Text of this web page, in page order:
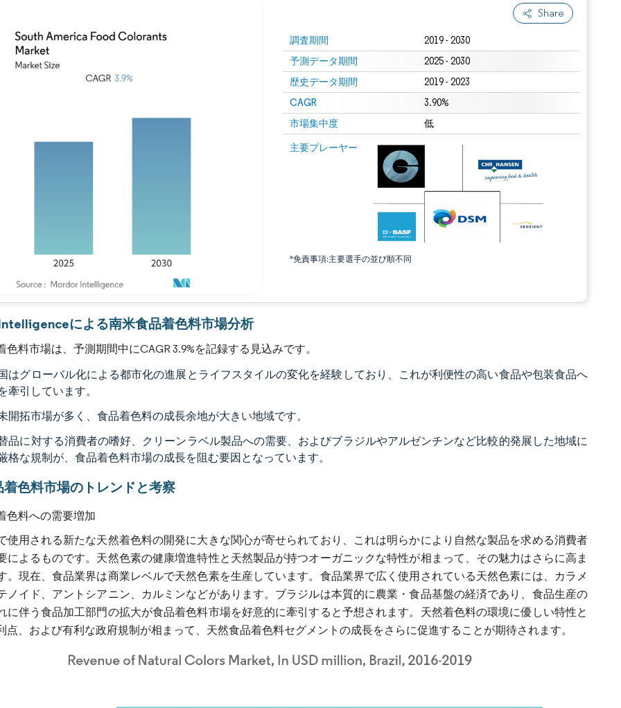
Share
調査期間 2019 - 2030
予測データ期間 2025 - 2030
歴史データ期間 2019 - 2023
CAGR 3.90%
市場集中度 低
主要プレーヤー
*免責事項:主要選手の並び順不同
による南米食品着色料市場分析
色料市場は、予測期間中にCAGR 3.9%を記録する見込みです。
はグローバル化による都市化の進展とライフスタイルの変化を経験しており、これが利便性の高い食品や包装食品へ
牽引しています。
開拓市場が多く、食品着色料の成長余地が大きい地域です。
品に対する消費者の嗜好、クリーンラベル製品への需要、およびブラジルやアルゼンチンなど比較的発展した地域に
格な規制が、食品着色料市場の成長を阻む要因となっています。
着色料市場のトレンドと考察
色料への需要増加
使用される新たな天然着色料の開発に大きな関心が寄せられており、これは明らかにより自然な製品を求める消費者
によるものです。天然色素の健康増進特性と天然製品が持つオーガニックな特性が相まって、その魅力はさらに高ま
。現在、食品業界は商業レベルで天然色素を生産しています。食品業界で広く使用されている天然色素には、カラメ
ノイド、アントシアニン、カルミンなどがあります。ブラジルは本質的に農業・食品基盤の経済であり、食品生産の
に伴う食品加工部門の拡大が食品着色料市場を好意的に牽引すると予想されます。天然着色料の環境に優しい特性と
点、および有利な政府規制が相まって、天然食品着色料セグメントの成長をさらに促進することが期待されます。